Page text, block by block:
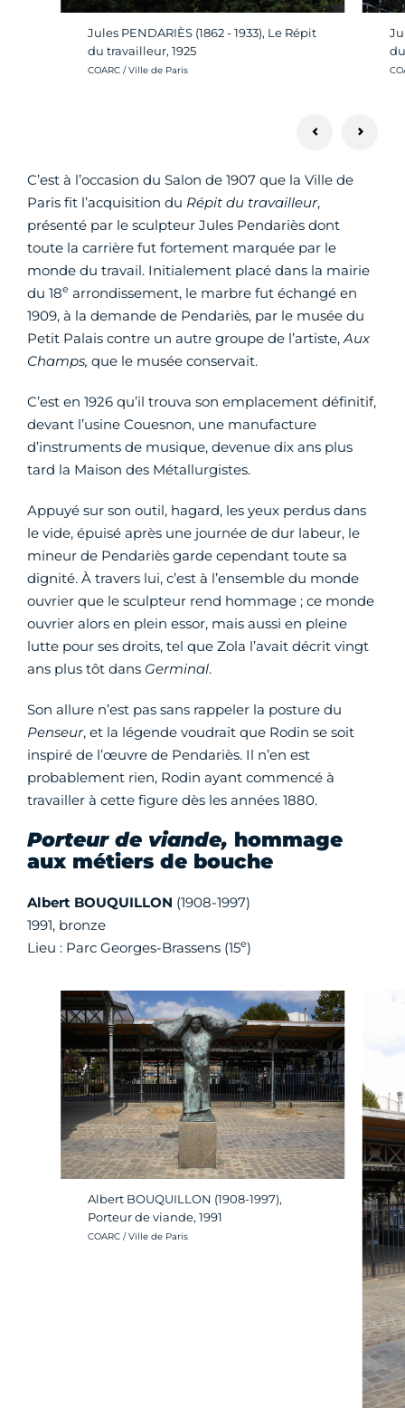
Jules PENDARIÈS (1862 - 1933), Le Répit
du travailleur, 1925
Crédit photo :
COARC / Ville de Paris
C’est à l’occasion du Salon de 1907 que la Ville de
Paris fit l’acquisition du Répit du travailleur,
présenté par le sculpteur Jules Pendariès dont
toute la carrière fut fortement marquée par le
monde du travail. Initialement placé dans la mairie
du 18e arrondissement, le marbre fut échangé en
1909, à la demande de Pendariès, par le musée du
Petit Palais contre un autre groupe de l’artiste,Aux
Champs, que le musée conservait.
C’est en 1926 qu’il trouva son emplacement définitif,
devant l’usine Couesnon, une manufacture
d’instruments de musique, devenue dix ans plus
tard la Maison des Métallurgistes.
Appuyé sur son outil, hagard, les yeux perdus dans
le vide, épuisé après une journée de dur labeur, le
mineur de Pendariès garde cependant toute sa
dignité. À travers lui, c’est à l’ensemble du monde
ouvrier que le sculpteur rend hommage ; ce monde
ouvrier alors en plein essor, mais aussi en pleine
lutte pour ses droits, tel que Zola l’avait décrit vingt
ans plus tôt dans Germinal.
Son allure n’est pas sans rappeler la posture du
Penseur, et la légende voudrait que Rodin se soit
inspiré de l’œuvre de Pendariès. Il n’en est
probablement rien, Rodin ayant commencé à
travailler à cette figure dès les années 1880.
Porteur de viande, hommage
aux métiers de bouche
Albert BOUQUILLON (1908-1997)
1991, bronze
Lieu : Parc Georges-Brassens (15e)
Albert BOUQUILLON (1908-1997),
Porteur de viande, 1991
Crédit photo :
COARC / Ville de Paris